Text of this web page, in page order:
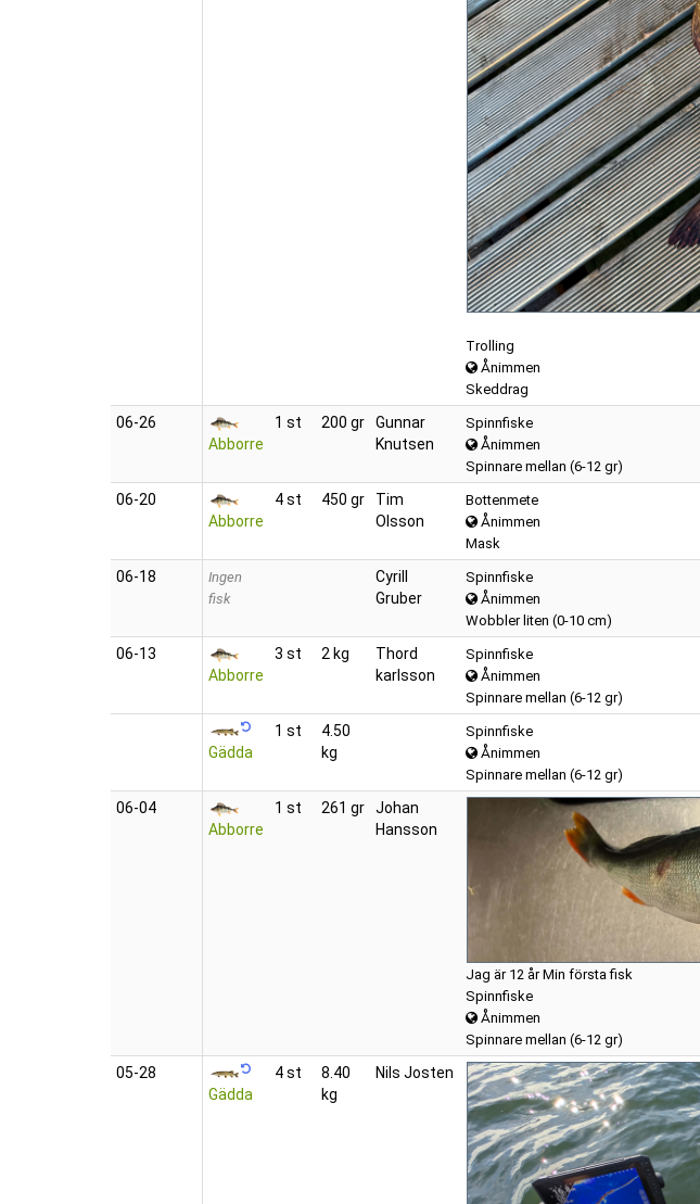
Trolling
Ånimmen
Skeddrag
06‑26
Abborre
1 st 200 gr
Gunnar
Knutsen
Spinnfiske
Ånimmen
Spinnare mellan (6-12 gr)
06‑20
Abborre
4 st 450 gr
Tim
Olsson
Bottenmete
Ånimmen
Mask
06‑18
Ingen
fisk
Cyrill
Gruber
Spinnfiske
Ånimmen
Wobbler liten (0-10 cm)
06‑13
Abborre
3 st 2 kg
Thord
karlsson
Spinnfiske
Ånimmen
Spinnare mellan (6-12 gr)
Gädda
1 st
4.50
kg
Spinnfiske
Ånimmen
Spinnare mellan (6-12 gr)
06‑04
Abborre
1 st 261 gr
Johan
Hansson
Jag är 12 år Min första fisk
Spinnfiske
Ånimmen
Spinnare mellan (6-12 gr)
05‑28
Gädda
4 st
8.40
kg
Nils Josten